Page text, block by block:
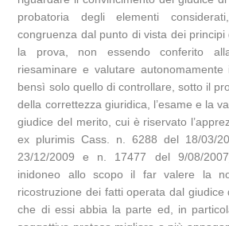
probatoria degli elementi
congruenza dal punto di vista dei
la prova, non essendo conferito
riesaminare e valutare autonomamente
bensì solo quello di controllare, sotto il
della correttezza giuridica, l’esame e la
giudice del merito, cui è riservato
ex plurimis Cass. n. 6288 del 18/03/
23/12/2009 e n. 17477 del 9/08/
inidoneo allo scopo il far valere la
ricostruzione dei fatti operata dal giudice
che di essi abbia la parte ed, in